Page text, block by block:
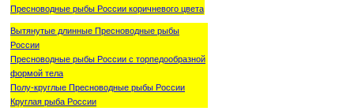
Пресноводные рыбы России коричневого цвета
Вытянутые длинные Пресноводные рыбы
России
Пресноводные рыбы России с торпедообразной
формой тела
Полу-круглые Пресноводные рыбы России
Круглая рыба России